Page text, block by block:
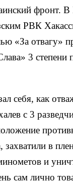
фронт.
РВК
«За отвагу»
3
себя, как
с 3
в
и
сам лично